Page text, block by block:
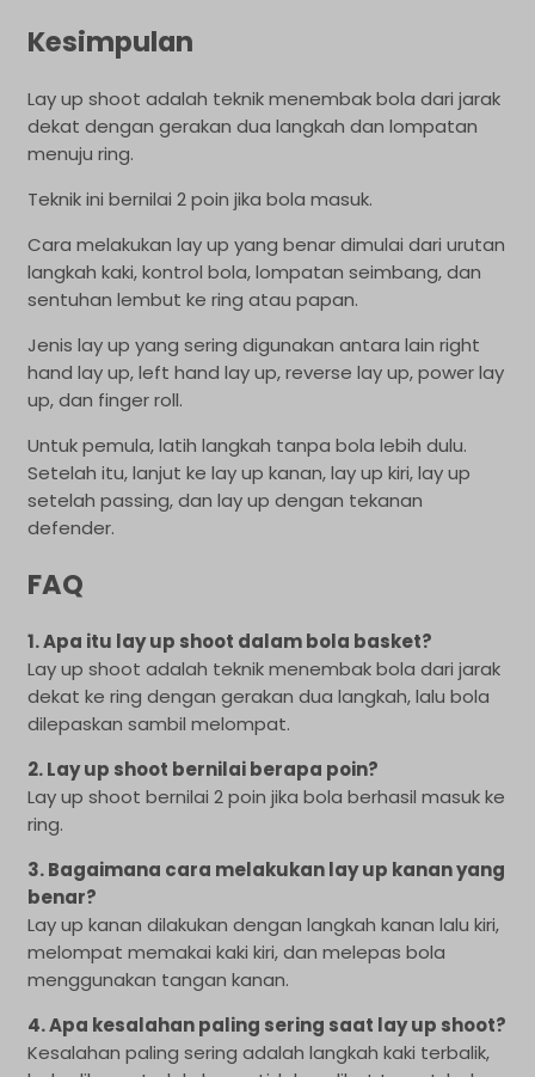
Kesimpulan
Lay up shoot adalah teknik menembak bola dari jarak
dekat dengan gerakan dua langkah dan lompatan
menuju ring.
Teknik ini bernilai 2 poin jika bola masuk.
Cara melakukan lay up yang benar dimulai dari urutan
langkah kaki, kontrol bola, lompatan seimbang, dan
sentuhan lembut ke ring atau papan.
Jenis lay up yang sering digunakan antara lain right
hand lay up, left hand lay up, reverse lay up, power lay
up, dan finger roll.
Untuk pemula, latih langkah tanpa bola lebih dulu.
Setelah itu, lanjut ke lay up kanan, lay up kiri, lay up
setelah passing, dan lay up dengan tekanan
defender.
FAQ
1. Apa itu lay up shoot dalam bola basket?
Lay up shoot adalah teknik menembak bola dari jarak
dekat ke ring dengan gerakan dua langkah, lalu bola
dilepaskan sambil melompat.
2. Lay up shoot bernilai berapa poin?
Lay up shoot bernilai 2 poin jika bola berhasil masuk ke
ring.
3. Bagaimana cara melakukan lay up kanan yang
benar?
Lay up kanan dilakukan dengan langkah kanan lalu kiri,
melompat memakai kaki kiri, dan melepas bola
menggunakan tangan kanan.
4. Apa kesalahan paling sering saat lay up shoot?
Kesalahan paling sering adalah langkah kaki terbalik,